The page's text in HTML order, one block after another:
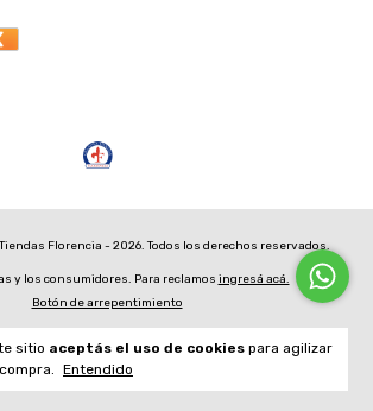
sitio aceptás el uso de cookies para agilizar
Entendido
Florencia - 2026. Todos los derechos reservados.
y los consumidores. Para reclamos ingresá acá.
Botón de arrepentimiento